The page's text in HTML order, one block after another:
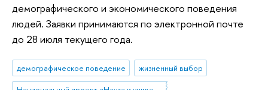
демографического и экономического поведения
людей. Заявки принимаются по электронной почте
до 28 июля текущего года.
демографическое поведение
жизненный выбор